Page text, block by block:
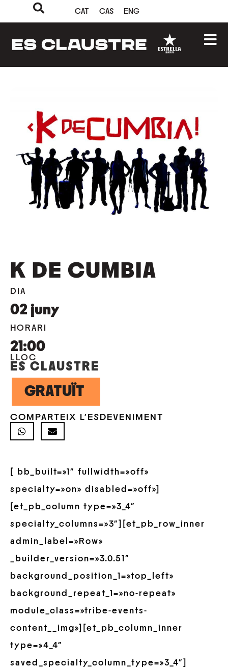
CAT CAS ENG
‹ ›
K DE CUMBIA
DIA
02 juny
HORARI
21:00
LLOC
ES CLAUSTRE
GRATUÏT
COMPARTEIX L'ESDEVENIMENT
[ bb_built=»1″ fullwidth=»off»
specialty=»on» disabled=»off»]
[et_pb_column type=»3_4″
specialty_columns=»3″][et_pb_row_inner
admin_label=»Row»
_builder_version=»3.0.51″
background_position_1=»top_left»
background_repeat_1=»no-repeat»
module_class=»tribe-events-
content__img»][et_pb_column_inner
type=»4_4″
saved_specialty_column_type=»3_4″]